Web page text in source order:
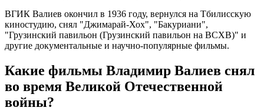
ВГИК Валиев окончил в 1936 году, вернулся на Тбилисскую
киностудию, снял "Джимарай-Хох", "Бакуриани",
"Грузинский павильон (Грузинский павильон на ВСХВ)" и
другие документальные и научно-популярные фильмы.
Какие фильмы Владимир Валиев снял
во время Великой Отечественной
войны?